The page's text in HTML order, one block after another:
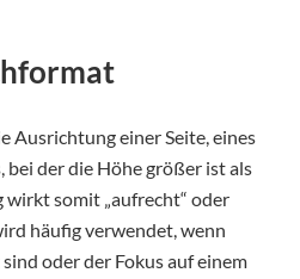
Ausrichtung einer Seite, eines
bei der die Höhe größer ist als
somit „aufrecht“ oder
häufig verwendet, wenn
oder der Fokus auf einem